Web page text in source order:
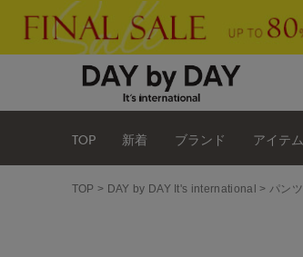
TOP 新着 ブランド アイテム
TOP DAY by DAY It's international パンツ